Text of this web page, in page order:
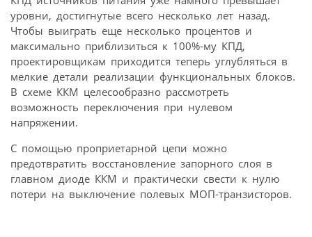
уровни, достигнутые всего несколько лет назад.
Чтобы выиграть еще несколько процентов и
максимально приблизиться к 100%-му КПД,
проектировщикам приходится теперь углубляться в
мелкие детали реализации функциональных блоков.
В схеме ККМ целесообразно рассмотреть
возможность переключения при нулевом
напряжении.
С помощью проприетарной цепи можно
предотвратить восстановление запорного слоя в
главном диоде ККМ и практически свести к нулю
потери на выключение полевых МОП-транзисторов.